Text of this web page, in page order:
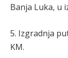
Banja Luka, u
5. Izgradnja
KM.